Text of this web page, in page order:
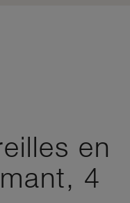
en
4